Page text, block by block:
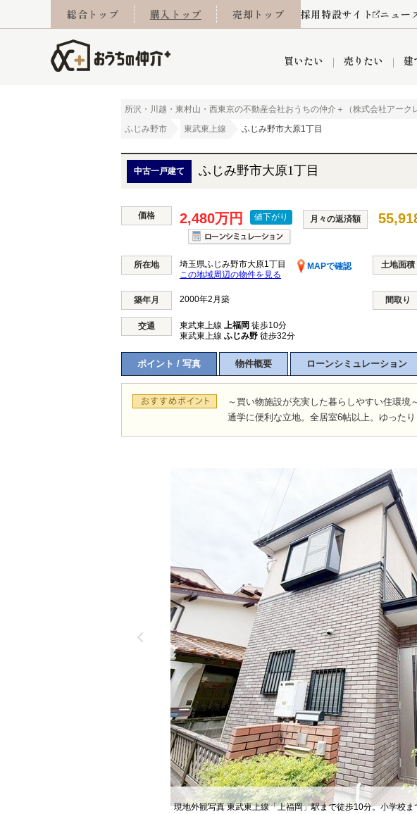
総合トップ 購入トップ 売却トップ 採用特設サイト ニュー
買いたい
当社お預かり物件 グループ会社施工物件 リノベーショ
今月の住宅ローン金利 8代疾病保証
川越市 飯能市
売りたい
相続 住み替え 離婚 不動産買取 空き家
西東京市 東久留米市 狭
建
小手指営業所 所沢営業所 東所沢営業所 入間営
おうちLABO おうちのリフォーム おうちパーク
所沢・川越・東村山・西東京の不動産会社おうちの仲介＋（株式会社アーク
ふじみ野市
東武東上線 ふじみ野市大原1丁目
中古一戸建て ふじみ野市大原1丁目
価格 2,480万円 値下がり 月々の返済額
所在地 埼玉県ふじみ野市大原1丁目
MAPで確認
この地域周辺の物件を見る
土地面積
築年月 2000年2月築 間取り
交通 東武東上線 上福岡 徒歩10分
東武東上線 ふじみ野 徒歩32分
ポイント / 写真 物件概要 ローンシミュレーション
～買い物施設が充実した暮らしやすい住環境
通学に便利な立地。全居室6帖以上。ゆったり
現地外観写真 東武東上線「上福岡」駅まで徒歩10分。小学校